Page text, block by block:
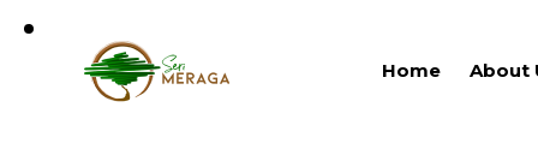
Home About